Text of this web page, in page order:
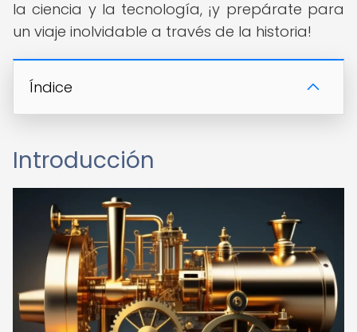
la ciencia y la tecnología, ¡y prepárate para
un viaje inolvidable a través de la historia!
Índice
Introducción